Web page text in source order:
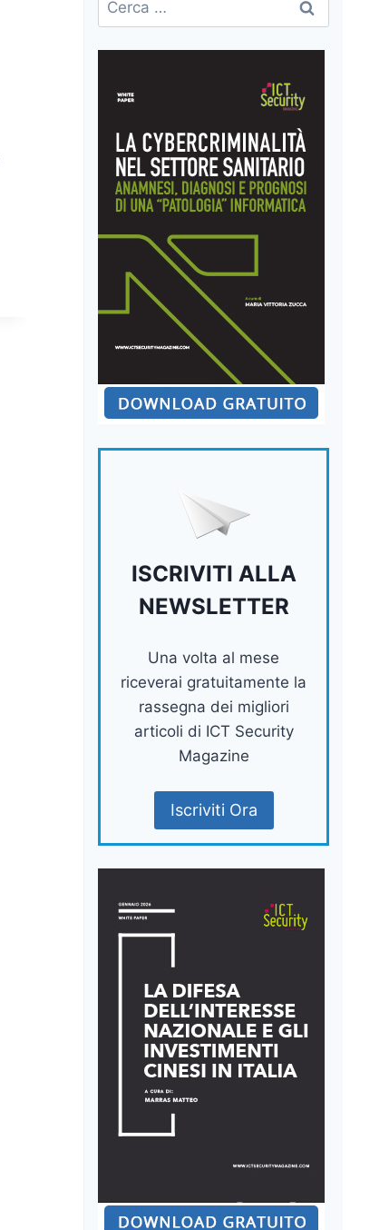
per:
ISCRIVITI ALLA
NEWSLETTER
Una volta al mese
riceverai gratuitamente la
rassegna dei migliori
articoli di ICT Security
Magazine
Iscriviti Ora